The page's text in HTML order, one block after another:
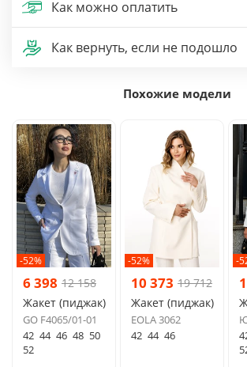
Как можно оплатить
Как вернуть, если не подошло
Похожие модели
-52%
6 398 12 158
Жакет (пиджак)
GO F4065/01-01
42 44 46 48 50
52
-52%
10 373 19 712
Жакет (пиджак)
EOLA 3062
42 44 46
-